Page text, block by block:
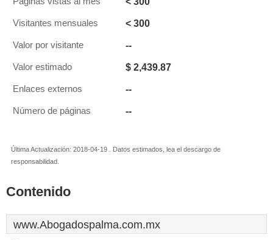
Visitantes mensuales < 300
Valor por visitante --
Valor estimado $ 2,439.87
Enlaces externos --
Número de páginas --
Última Actualización: 2018-04-19 . Datos estimados, lea el descargo de
responsabilidad.
Contenido
www.Abogadospalma.com.mx